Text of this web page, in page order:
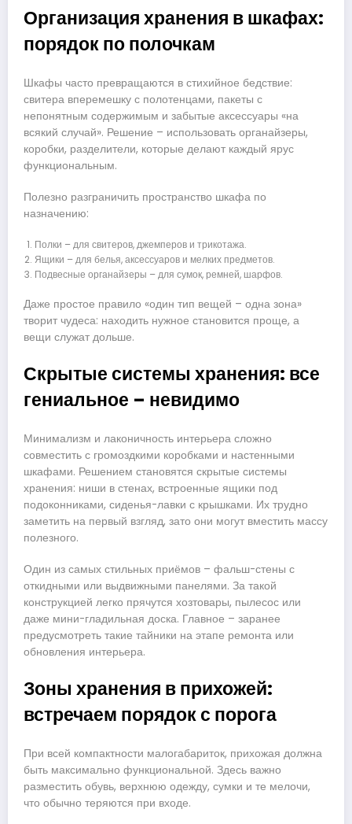
Организация хранения в шкафах:
порядок по полочкам
Шкафы часто превращаются в стихийное бедствие:
свитера вперемешку с полотенцами, пакеты с
непонятным содержимым и забытые аксессуары «на
всякий случай». Решение – использовать органайзеры,
коробки, разделители, которые делают каждый ярус
функциональным.
Полезно разграничить пространство шкафа по
назначению:
Полки – для свитеров, джемперов и трикотажа.
Ящики – для белья, аксессуаров и мелких предметов.
Подвесные органайзеры – для сумок, ремней, шарфов.
Даже простое правило «один тип вещей – одна зона»
творит чудеса: находить нужное становится проще, а
вещи служат дольше.
Скрытые системы хранения: все
гениальное – невидимо
Минимализм и лаконичность интерьера сложно
совместить с громоздкими коробками и настенными
шкафами. Решением становятся скрытые системы
хранения: ниши в стенах, встроенные ящики под
подоконниками, сиденья-лавки с крышками. Их трудно
заметить на первый взгляд, зато они могут вместить массу
полезного.
Один из самых стильных приёмов – фальш-стены с
откидными или выдвижными панелями. За такой
конструкцией легко прячутся хозтовары, пылесос или
даже мини-гладильная доска. Главное – заранее
предусмотреть такие тайники на этапе ремонта или
обновления интерьера.
Зоны хранения в прихожей:
встречаем порядок с порога
При всей компактности малогабариток, прихожая должна
быть максимально функциональной. Здесь важно
разместить обувь, верхнюю одежду, сумки и те мелочи,
что обычно теряются при входе.